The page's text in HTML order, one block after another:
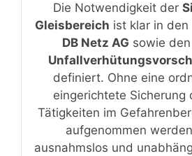
Die Notwendigkeit der
Gleisbereich ist klar in den
DB Netz AG sowie
definiert. Ohne eine
eingerichtete Sicherung
Tätigkeiten im
aufgenommen
ausnahmslos und